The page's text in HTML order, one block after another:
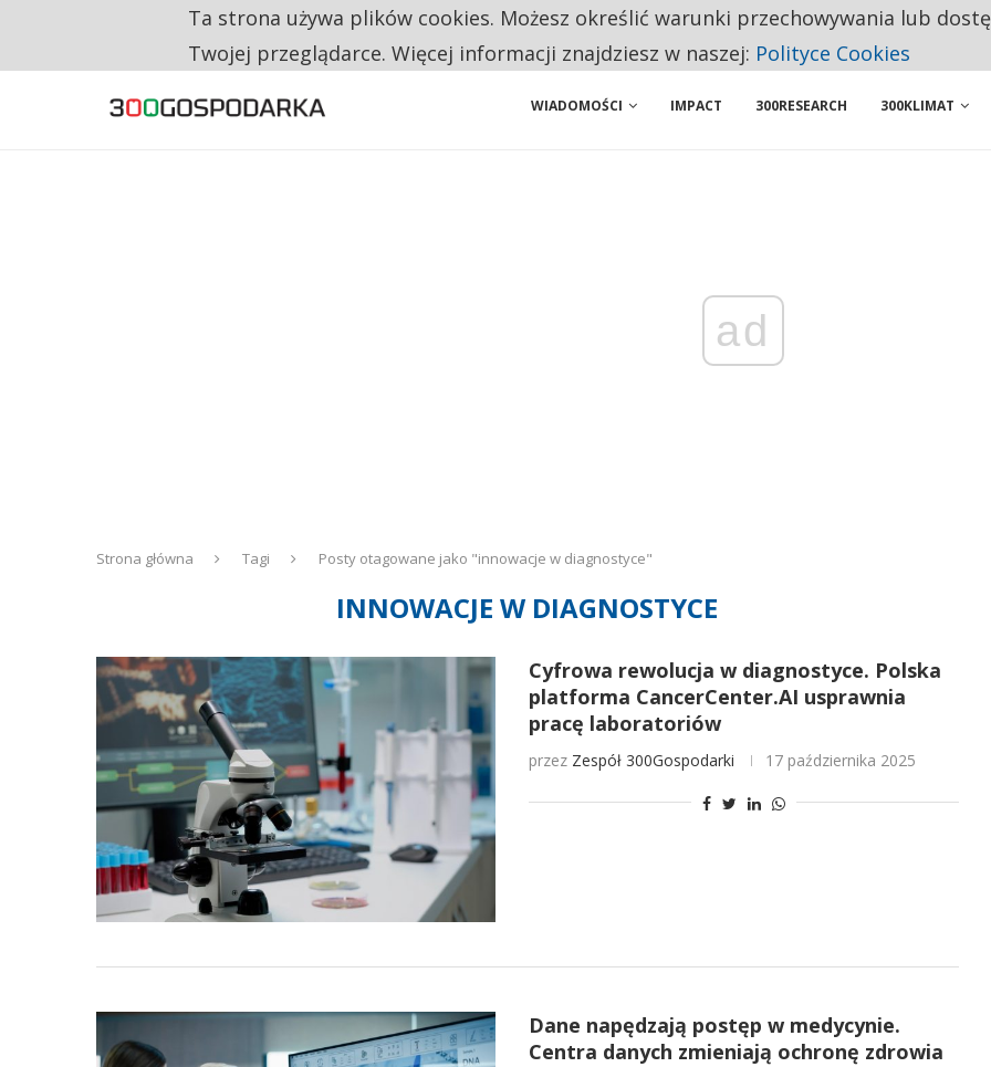
RESTRYKCJE CHIN UDERZAJĄ W EUROPEJSKI PRZEMYSŁ. NA LIŚCIE SĄ DWA PODMIOTY Z POLSKI
WIADOMOŚCI IMPACT 300RESEARCH 300KLIMAT
ad
Strona główna Tagi Posty otagowane jako "innowacje w diagnostyce"
INNOWACJE W DIAGNOSTYCE
Cyfrowa rewolucja w diagnostyce. Polska
platforma CancerCenter.AI usprawnia
pracę laboratoriów
przez Zespół 300Gospodarki 17 października 2025
Dane napędzają postęp w medycynie.
Centra danych zmieniają ochronę zdrowia
Ta strona używa plików cookies. Możesz określić warunki przechowywania lub
Twojej przeglądarce. Więcej informacji znajdziesz w naszej: Polityce Cookies